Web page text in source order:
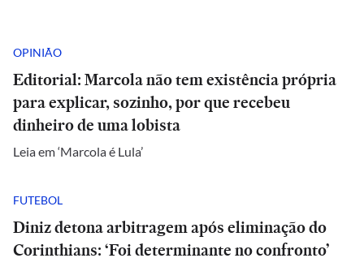
OPINIÃO
Editorial: Marcola não tem existência própria
para explicar, sozinho, por que recebeu
dinheiro de uma lobista
Leia em ‘Marcola é Lula’
FUTEBOL
Diniz detona arbitragem após eliminação do
Corinthians: ‘Foi determinante no confronto’